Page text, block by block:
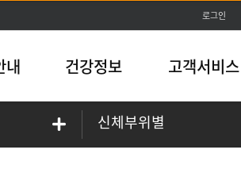
본문바로가기
로그인
내 건강정보 고객서비스
신체부위별